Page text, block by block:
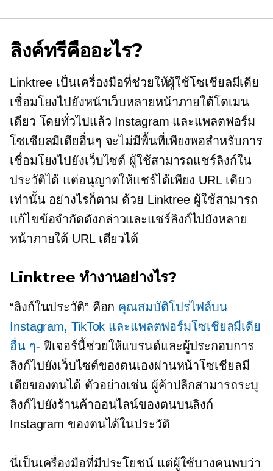
ลิงค์ทรีคืออะไร?
Linktree เป็นเครื่องมือที่ช่วยให้ผู้ใช้โซเชียลมีเดีย
เชื่อมโยงไปยังหน้าเว็บหลายหน้าภายใต้โดเมน
เดียว โดยทั่วไปแล้ว Instagram และแพลตฟอร์ม
โซเชียลมีเดียอื่นๆ จะไม่มีพื้นที่เพียงพอสำหรับการ
เชื่อมโยงไปยังเว็บไซต์ ผู้ใช้สามารถแชร์ลิงก์ใน
ประวัติได้ แต่อนุญาตให้แชร์ได้เพียง URL เดียว
เท่านั้น อย่างไรก็ตาม ด้วย Linktree ผู้ใช้สามารถ
แก้ไขข้อจำกัดดังกล่าวและแชร์ลิงก์ไปยังหลาย
หน้าภายใต้ URL เดียวได้
Linktree ทำงานอย่างไร?
“ลิงก์ในประวัติ” คือก คุณสมบัติโปรไฟล์บน
Instagram, TikTok และแพลตฟอร์มโซเชียลมีเดีย
อื่น ๆ- ฟีเจอร์นี้ช่วยให้แบรนด์และผู้ประกอบการ
ลิงก์ไปยังเว็บไซต์ของตนเองผ่านหน้าโซเชียลมี
เดียของตนได้ ตัวอย่างเช่น ผู้ค้าปลีกสามารถระบุ
ลิงก์ไปยังร้านค้าออนไลน์ของตนบนลิงก์
Instagram ของตนได้ในประวัติ
นี่เป็นเครื่องมือที่มีประโยชน์ แต่ผู้ใช้บางคนพบว่า